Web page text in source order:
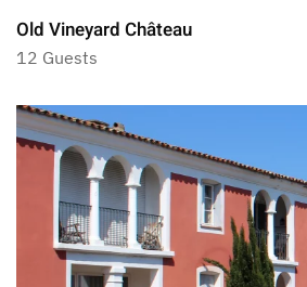
Old Vineyard Château
12 Guests